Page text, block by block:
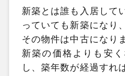
新築とは誰も入居して
っていても新築になり
その物件は中古になり
新築の価格よりも安
し、築年数が経過すれ